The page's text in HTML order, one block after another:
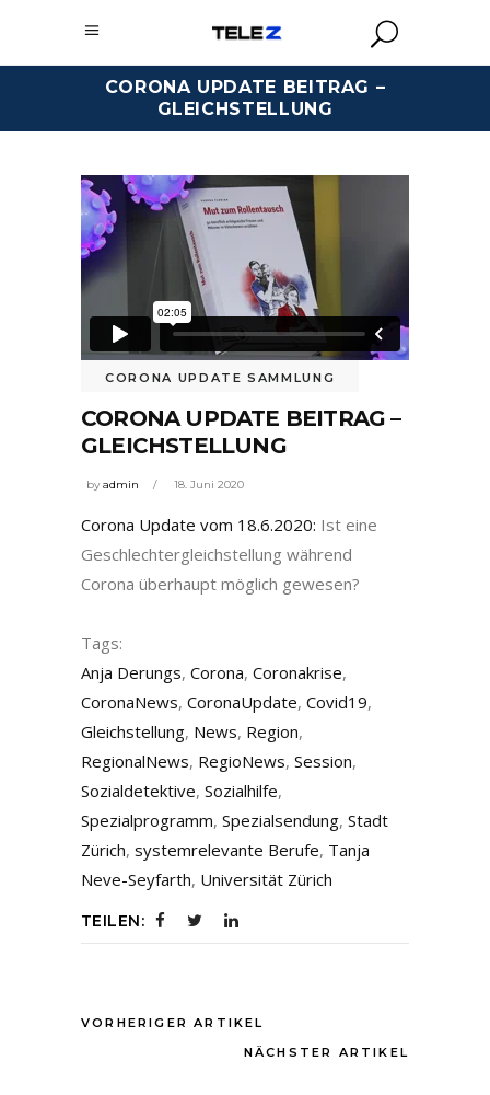
CORONA UPDATE BEITRAG –
GLEICHSTELLUNG
CORONA UPDATE SAMMLUNG
CORONA UPDATE BEITRAG –
GLEICHSTELLUNG
byadmin 18. Juni 2020
Corona Update vom 18.6.2020: Ist eine
Geschlechtergleichstellung während
Corona überhaupt möglich gewesen?
Tags:
Anja Derungs, Corona, Coronakrise,
CoronaNews, CoronaUpdate, Covid19,
Gleichstellung, News, Region,
RegionalNews, RegioNews, Session,
Sozialdetektive, Sozialhilfe,
Spezialprogramm, Spezialsendung, Stadt
Zürich, systemrelevante Berufe, Tanja
Neve-Seyfarth, Universität Zürich
TEILEN:
VORHERIGER ARTIKEL
NÄCHSTER ARTIKEL